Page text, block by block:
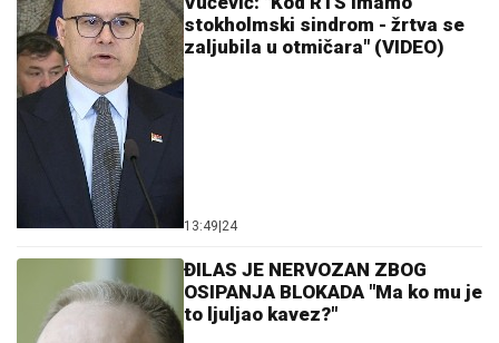
stokholmski sindrom - žrtva se
zaljubila u otmičara" (VIDEO)
13:49 24
ĐILAS JE NERVOZAN ZBOG
OSIPANJA BLOKADA "Ma ko mu je
to ljuljao kavez?"